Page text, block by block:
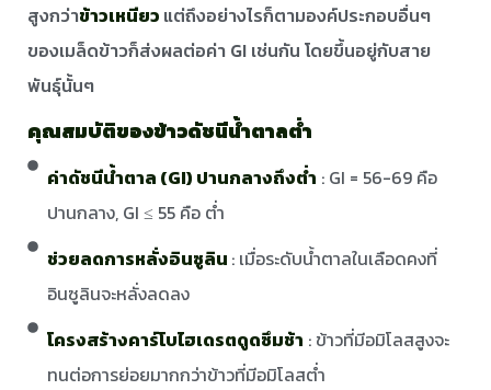
สูงกว่าข้าวเหนียว แต่ถึงอย่างไรก็ตามองค์ประกอบอื่นๆ
ของเมล็ดข้าวก็ส่งผลต่อค่า GI เช่นกัน โดยขึ้นอยู่กับสาย
พันธุ์นั้นๆ
คุณสมบัติของข้าวดัชนีน้ำตาลต่ำ
ค่าดัชนีน้ำตาล (GI) ปานกลางถึงต่ำ : GI = 56-69 คือ
ปานกลาง, GI ≤ 55 คือ ต่ำ
ช่วยลดการหลั่งอินซูลิน : เมื่อระดับน้ำตาลในเลือดคงที่
อินซูลินจะหลั่งลดลง
โครงสร้างคาร์โบไฮเดรตดูดซึมช้า : ข้าวที่มีอมิโลสสูงจะ
ทนต่อการย่อยมากกว่าข้าวที่มีอมิโลสต่ำ